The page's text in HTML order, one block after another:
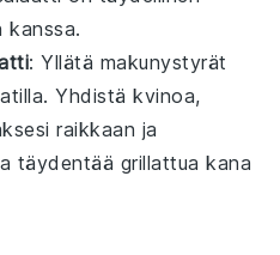
kanssa.
: Yllätä makunystyrät
. Yhdistäkvinoa,
raikkaan ja
täydentää grillattua kana